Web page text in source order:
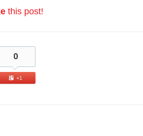
this post!
0
+1